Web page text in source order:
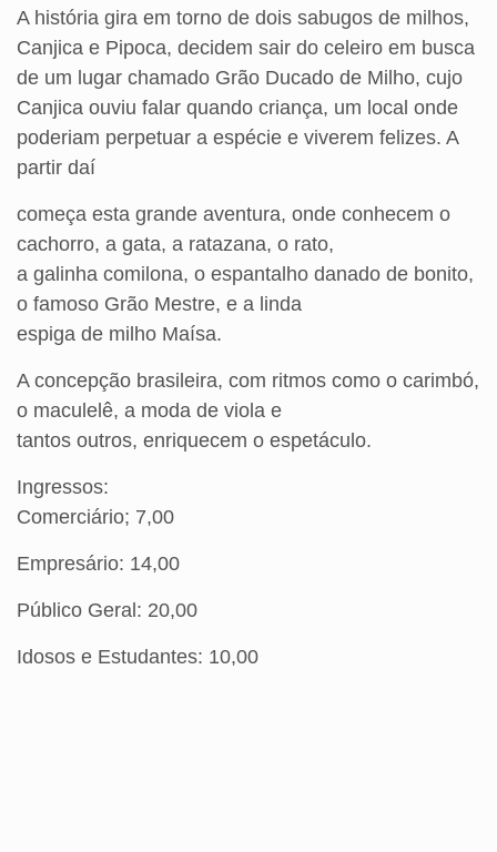
A história gira em torno de dois sabugos de milhos,
Canjica e Pipoca, decidem sair do celeiro em busca
de um lugar chamado Grão Ducado de Milho, cujo
Canjica ouviu falar quando criança, um local onde
poderiam perpetuar a espécie e viverem felizes. A
partir daí
começa esta grande aventura, onde conhecem o
cachorro, a gata, a ratazana, o rato,
a galinha comilona, o espantalho danado de bonito,
o famoso Grão Mestre, e a linda
espiga de milho Maísa.
A concepção brasileira, com ritmos como o carimbó,
o maculelê, a moda de viola e
tantos outros, enriquecem o espetáculo.
Ingressos:
Comerciário; 7,00
Empresário: 14,00
Público Geral: 20,00
Idosos e Estudantes: 10,00